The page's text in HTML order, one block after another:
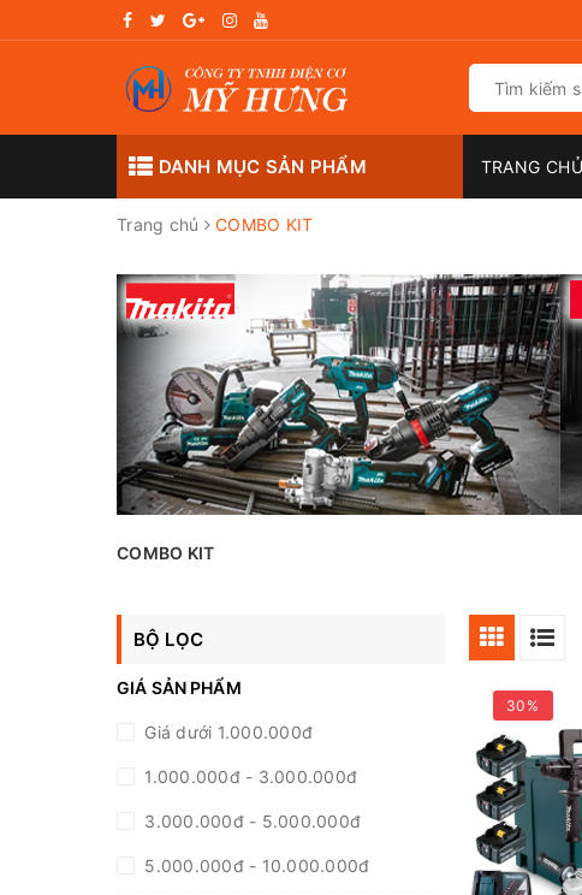
DANH MỤC SẢN PHẨM TRANG CHỦ
Trang chủ COMBO KIT
COMBO KIT
BỘ LỌC
GIÁ SẢN PHẨM
Giá dưới 1.000.000đ
1.000.000đ - 3.000.000đ
3.000.000đ - 5.000.000đ
5.000.000đ - 10.000.000đ
30%